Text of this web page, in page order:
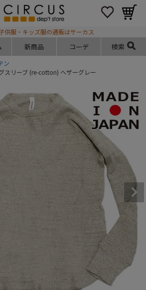
供服・キッズ服の通販はサーカス
新商品 コーデ 検索
ン
スリーブ (re-cotton) ヘザーグレー